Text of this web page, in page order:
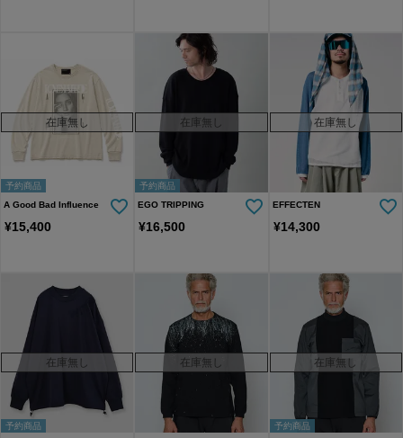
予約商品
在庫無し
A Good Bad Influence
¥15,400
予約商品
在庫無し
EGO TRIPPING
¥16,500
在庫無し
EFFECTEN
¥14,300
予約商品
在庫無し 在庫無し
予約商品
在庫無し